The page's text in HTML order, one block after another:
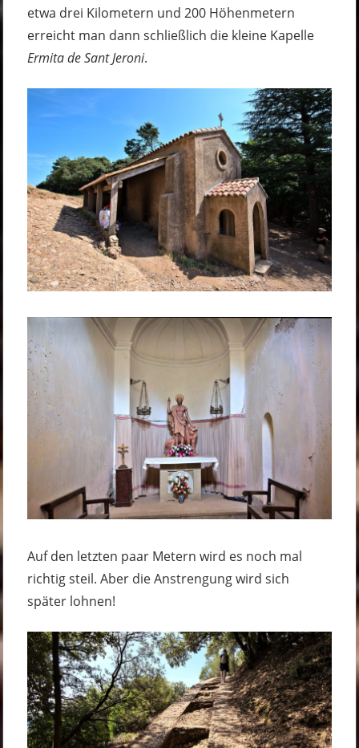
etwa drei Kilometern und 200 Höhenmetern
erreicht man dann schließlich die kleine Kapelle
Ermita de Sant Jeroni.
Auf den letzten paar Metern wird es noch mal
richtig steil. Aber die Anstrengung wird sich
später lohnen!